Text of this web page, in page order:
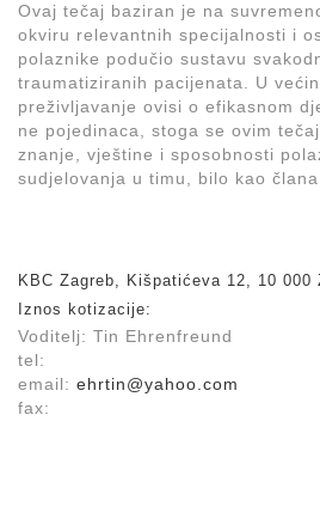
Ovaj tečaj baziran je na
okviru relevantnih specijalnosti i
polaznike podučio sustavu
traumatiziranih pacijenata. U
preživljavanje ovisi o efikasnom
ne pojedinaca, stoga se ovim
znanje, vještine i sposobnosti
sudjelovanja u timu, bilo kao
KBC Zagreb, Kišpatićeva 12, 10 000
Iznos kotizacije:
Voditelj: Tin Ehrenfreund
tel:
email: ehrtin@yahoo.com
fax: